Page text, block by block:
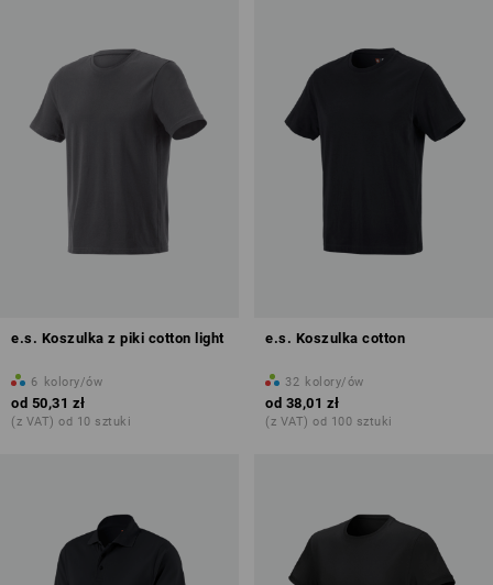
e.s. Koszulka z piki cotton light
6 kolory/ów
od 50,31 zł
(z VAT) od 10 sztuki
e.s. Koszulka cotton
32 kolory/ów
od 38,01 zł
(z VAT) od 100 sztuki